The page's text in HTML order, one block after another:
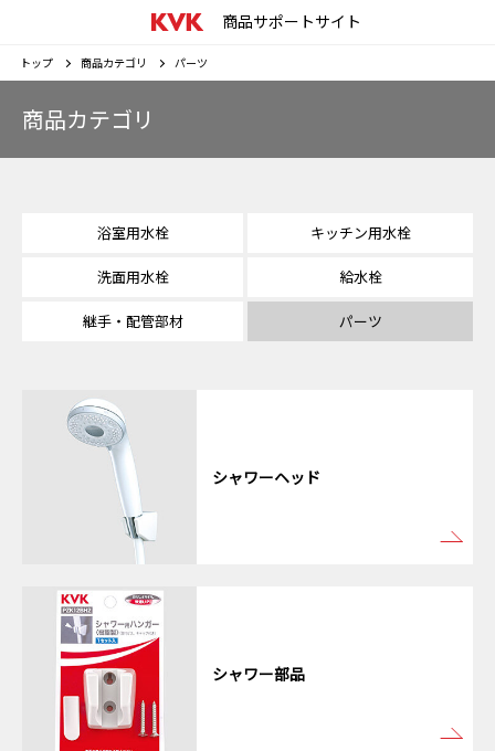
商品サポートサイト
トップ 商品カテゴリ パーツ
商品カテゴリ
浴室用水栓 キッチン用水栓
洗面用水栓 給水栓
継手・配管部材 パーツ
シャワーヘッド
シャワー部品